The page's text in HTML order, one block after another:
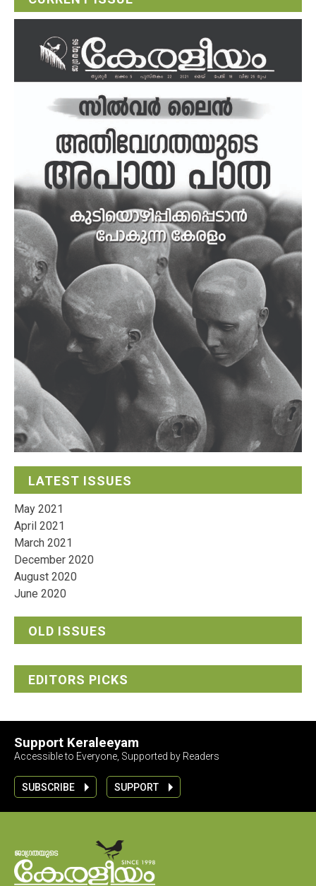
LATEST ISSUES
May 2021
April 2021
March 2021
December 2020
August 2020
June 2020
OLD ISSUES
EDITORS PICKS
Support Keraleeyam
Accessible to Everyone, Supported by Readers
SUBSCRIBE SUPPORT